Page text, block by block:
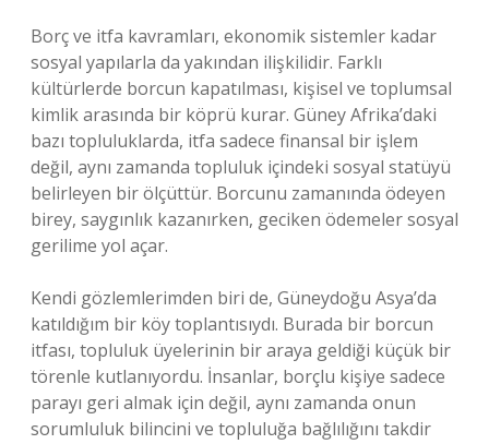
Borç ve itfa kavramları, ekonomik sistemler kadar
sosyal yapılarla da yakından ilişkilidir. Farklı
kültürlerde borcun kapatılması, kişisel ve toplumsal
kimlik arasında bir köprü kurar. Güney Afrika’daki
bazı topluluklarda, itfa sadece finansal bir işlem
değil, aynı zamanda topluluk içindeki sosyal statüyü
belirleyen bir ölçüttür. Borcunu zamanında ödeyen
birey, saygınlık kazanırken, geciken ödemeler sosyal
gerilime yol açar.
Kendi gözlemlerimden biri de, Güneydoğu Asya’da
katıldığım bir köy toplantısıydı. Burada bir borcun
itfası, topluluk üyelerinin bir araya geldiği küçük bir
törenle kutlanıyordu. İnsanlar, borçlu kişiye sadece
parayı geri almak için değil, aynı zamanda onun
sorumluluk bilincini ve topluluğa bağlılığını takdir